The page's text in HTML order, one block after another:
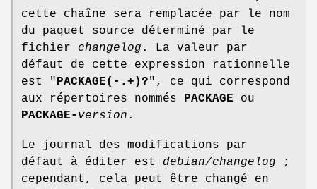
cette chaîne sera remplacée par le nom
du paquet source déterminé par le
fichier changelog . La valeur par
défaut de cette expression rationnelle
est "PACKAGE(-.+)?", ce qui correspond
aux répertoires nommés PACKAGE ou
PACKAGE- version .
Le journal des modifications par
défaut à éditer est debian/changelog ;
cependant, cela peut être changé en